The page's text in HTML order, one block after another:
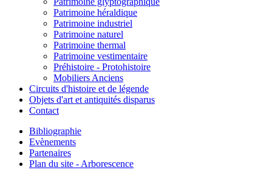
Patrimoine héraldique
Patrimoine industriel
Patrimoine naturel
Patrimoine thermal
Patrimoine vestimentaire
Préhistoire - Protohistoire
Mobiliers Anciens
Circuits d'histoire et de légende
Objets d'art et antiquités disparus
Contact
Bibliographie
Evènements
Partenaires
Plan du site - Arborescence